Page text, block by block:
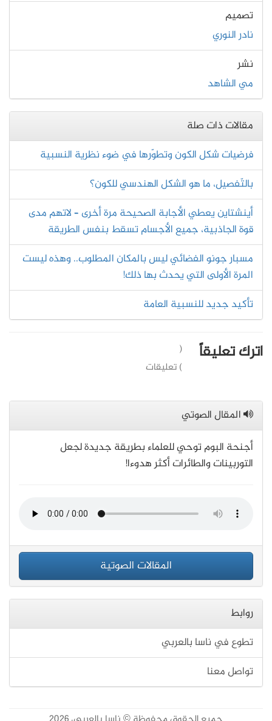
تصميم
نادر النوري
نشر
مي الشاهد
مقالات ذات صلة
فرضيات شكل الكون وتطوّرها في ضوء نظرية النسبية
بالتّفصيل، ما هو الشكل الهندسي للكون؟
أينشتاين يعطي الأجابة الصحيحة مرة أخرى – لاتهم مدى
قوة الجاذبية، جميع الأجسام تسقط بنفس الطريقة
مسبار جونو الفضائي ليس بالمكان المطلوب.. وهذه ليست
المرة الأولى التي يحدث بها ذلك!
تأكيد جديد للنسبية العامة
اترك تعليقاً
(
) تعليقات
المقال الصوتي
أجنحة البوم توحي للعلماء بطريقة جديدة لجعل
التوربينات والطائرات أكثر هدوءا!
المقالات الصوتية
روابط
تطوع في ناسا بالعربي
تواصل معنا